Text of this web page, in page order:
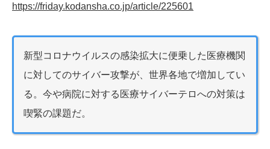
https://friday.kodansha.co.jp/article/225601
新型コロナウイルスの感染拡大に便乗した医療機関
に対してのサイバー攻撃が、世界各地で増加してい
る。今や病院に対する医療サイバーテロへの対策は
喫緊の課題だ。